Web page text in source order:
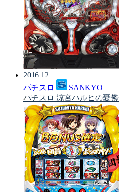
2016.12
パチスロ
SANKYO
パチスロ 涼宮ハルヒの憂鬱